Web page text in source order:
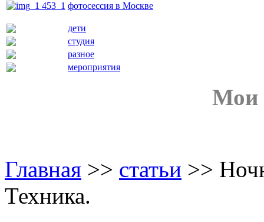
фотосессия в Москве
дети
студия
разное
мероприятия
Мои
Главная >> статьи >>
Техника.